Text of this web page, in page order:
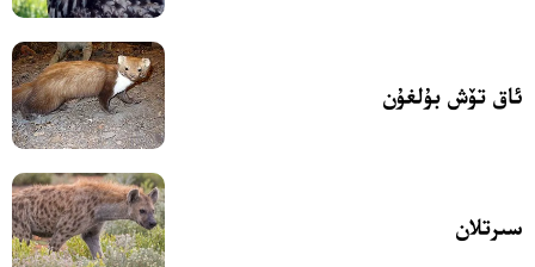
ئاق تۆش بۇلغۇن
سىرتلان